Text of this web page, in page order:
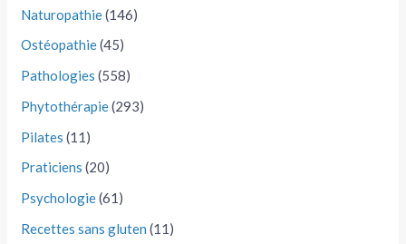
Naturopathie(146)
Ostéopathie(45)
Pathologies (558)
Phytothérapie(293)
Pilates (11)
Praticiens (20)
Psychologie(61)
Recettes sans gluten (11)